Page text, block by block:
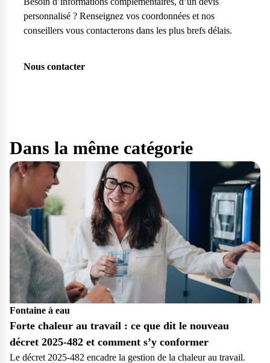
personnalisé ? Renseignez vos coordonnées et nos
conseillers vous contacterons dans les plus brefs délais.
Nous contacter
Dans la même catégorie
Fontaine à eau
Forte chaleur au travail : ce que dit le nouveau
décret 2025-482 et comment s’y conformer
Le décret 2025-482 encadre la gestion de la chaleur au travail.